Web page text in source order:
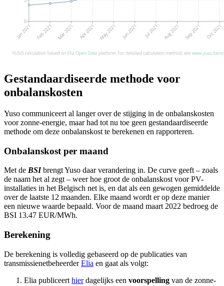
Gestandaardiseerde methode voor
onbalanskosten
Yuso communiceert al langer over de stijging in de onbalanskosten
voor zonne-energie, maar had tot nu toe geen gestandaardiseerde
methode om deze onbalanskost te berekenen en rapporteren.
Onbalanskost per maand
Met de BSIbrengt Yuso daar verandering in. De curve geeft – zoals
de naam het al zegt – weer hoe groot de onbalanskost voor PV-
installaties in het Belgisch net is, en dat als een gewogen gemiddelde
over de laatste 12 maanden. Elke maand wordt er op deze manier
een nieuwe waarde bepaald. Voor de maand maart 2022 bedroeg de
BSI 13.47 EUR/MWh.
Berekening
De berekening is volledig gebaseerd op de publicaties van
transmissienetbeheerderElia en gaat als volgt:
Elia publiceert hierdagelijks een voorspelling van de zonne-